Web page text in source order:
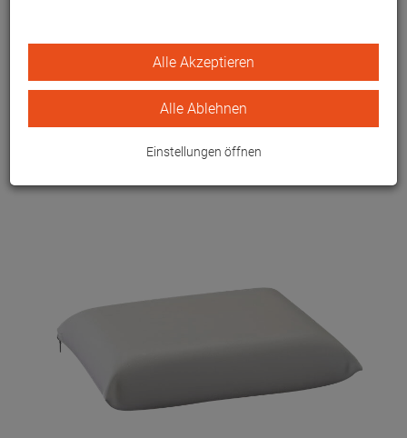
OP-Kissen,
Kunstlederbezug, 40x60
Alle Akzeptieren
Alle Ablehnen
Einstellungen öffnen